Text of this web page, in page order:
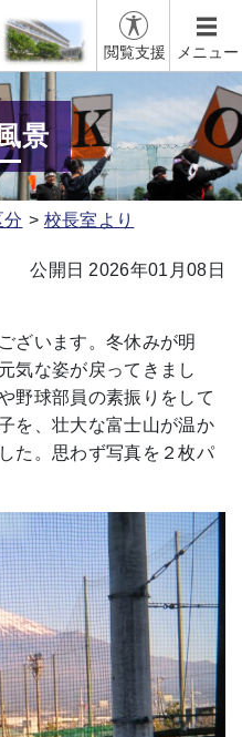
閲覧支援 メニュー
景
分 校長室より
公開日 2026年01月08日
ざいます。冬休みが明
気な姿が戻ってきまし
野球部員の素振りをして
を、壮大な富士山が温か
た。思わず写真を２枚パ